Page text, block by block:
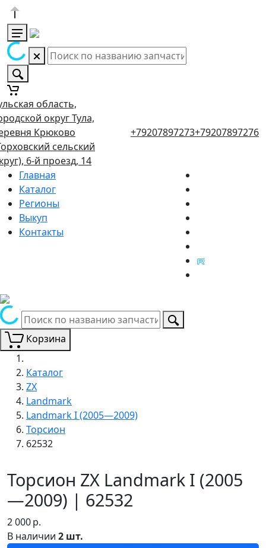
область,
округ Тула,
Крюково
сельский
6-й проезд, 14
+79207897273+79207897276
Главная
Каталог
Регионы
Выкуп
Контакты
Корзина
Каталог
ZX
Landmark
Landmark I (2005—2009)
Торсион
62532
Торсион ZX Landmark I (2005
—2009) | 62532
2 000р.
В наличии 2 шт.